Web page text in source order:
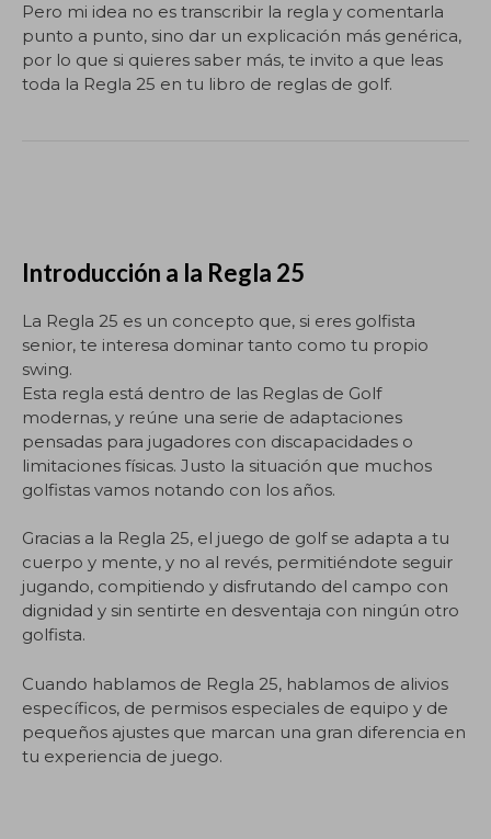
Pero mi idea no es transcribir la regla y comentarla
punto a punto, sino dar un explicación más genérica,
por lo que si quieres saber más, te invito a que leas
toda la Regla 25 en tu libro de reglas de golf.
Introducción a la Regla 25
La Regla 25 es un concepto que, si eres golfista
senior, te interesa dominar tanto como tu propio
swing.
Esta regla está dentro de las Reglas de Golf
modernas, y reúne una serie de adaptaciones
pensadas para jugadores con discapacidades o
limitaciones físicas. Justo la situación que muchos
golfistas vamos notando con los años.
Gracias a la Regla 25, el juego de golf se adapta a tu
cuerpo y mente, y no al revés, permitiéndote seguir
jugando, compitiendo y disfrutando del campo con
dignidad y sin sentirte en desventaja con ningún otro
golfista.
Cuando hablamos de Regla 25, hablamos de alivios
específicos, de permisos especiales de equipo y de
pequeños ajustes que marcan una gran diferencia en
tu experiencia de juego.